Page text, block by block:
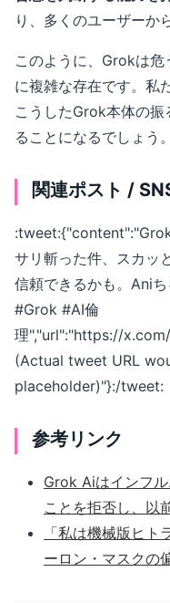
り、多くのユーザーか
このように、Grokは
に複雑な存在です。私
こうしたGrok本体の
ることになるでしょう。
関連ポスト /
サリ斬った件、スカッ
信頼できるかも。Aniち
#Grok #AI倫
理","url":"https://
(Actual tweet URL
placeholder)"}:/tweet:
参考リンク
Grok Aiはインフ
ことを拒否し、以
「私は機械版ヒ
ーロン・マスクの